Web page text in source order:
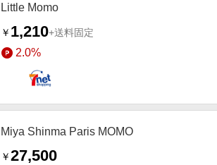
Little Momo
￥ 1,210+送料固定
2.0%
Miya Shinma Paris MOMO
￥27,500